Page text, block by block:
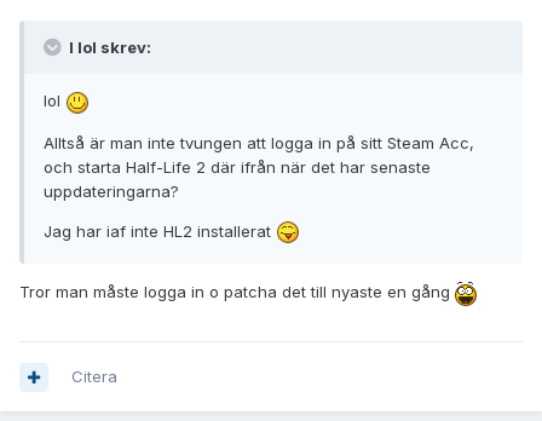
I lol skrev:
lol
Alltså är man inte tvungen att logga in på sitt Steam Acc,
och starta Half-Life 2 där ifrån när det har senaste
uppdateringarna?
Jag har iaf inte HL2 installerat
Tror man måste logga in o patcha det till nyaste en gång
Citera